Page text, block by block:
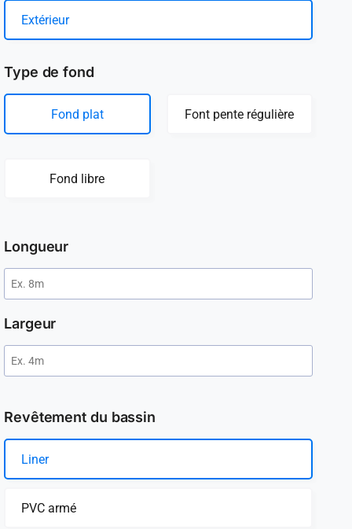
Extérieur
Type de fond
Fond plat Font pente régulière
Fond libre
Longueur
Largeur
Revêtement du bassin
Liner
PVC armé